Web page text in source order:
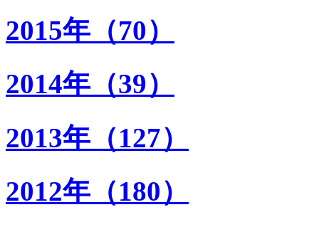
2015年（70）
2014年（39）
2013年（127）
2012年（180）